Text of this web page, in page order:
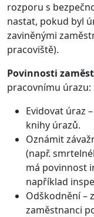
rozporu s
nastat, pokud byl
zaviněnými
pracoviště).
Povinnosti
pracovnímu úrazu:
Evidovat úraz
knihy úrazů.
Oznámit
(např.
má povinnost
například
Odškodnění –
zaměstnanci